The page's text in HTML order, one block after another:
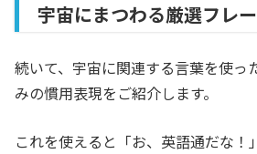
宇宙にまつわる厳選フレ
続いて、宇宙に関連する言葉を使っ
みの慣用表現をご紹介します。
これを使えると「お、英語通だな！